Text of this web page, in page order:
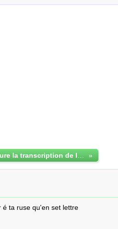
»
é ta ruse qu'en set lettre